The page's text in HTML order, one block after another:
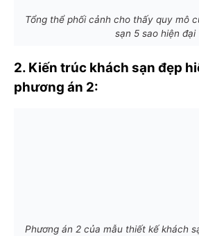
Tổng thể phối cảnh cho thấy quy mô
sạn 5 sao hiện đại
2. Kiến trúc khách sạn đẹp
phương án 2:
Phương án 2 của mẫu thiết kế khách